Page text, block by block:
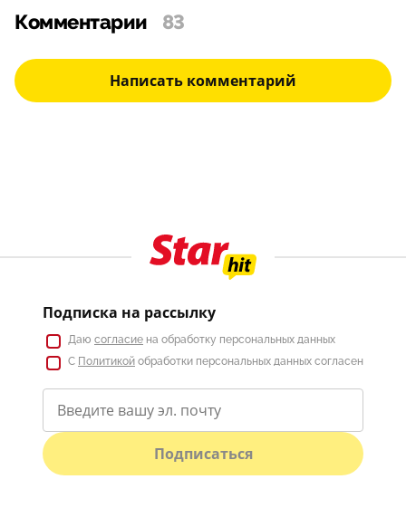
Комментарии 83
Написать комментарий
Подписка на рассылку
Даю согласие на обработку персональных данных
С Политикой обработки персональных данных согласен
Подписаться